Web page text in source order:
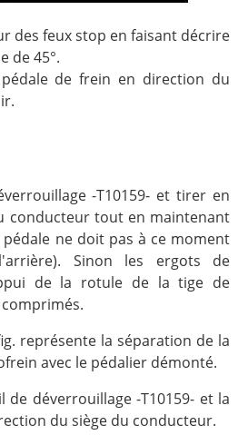
des feux stop en faisant décrire
de 45°.
de frein en direction du
-T10159- et tirer en
conducteur tout en maintenant
ne doit pas à ce moment
Sinon les ergots de
de la rotule de la tige de
représente la séparation de la
avec le pédalier démonté.
déverrouillage -T10159- et la
du siège du conducteur.